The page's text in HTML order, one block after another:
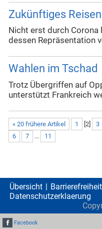
Zukünftiges Reisen
Nicht erst durch Corona
dessen Repräsentation
Wahlen im Tschad
Trotz Übergriffen auf
unterstützt Frankreich
« 20 frühere Artikel 1 2 3
6
7 ... 11
Übersicht Barrierefreiheit
Datenschutzerklaerung
Facebook